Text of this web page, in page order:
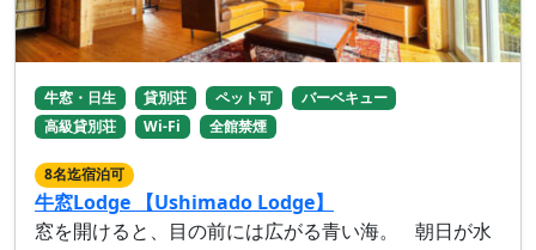
牛窓・日生 貸別荘 ペット可
バーベキュー
高級貸別荘
Wi-Fi 全館禁煙
8名迄宿泊可
牛窓Lodge 【Ushimado Lodge】
窓を開けると、目の前には広がる青い海。 朝日が水